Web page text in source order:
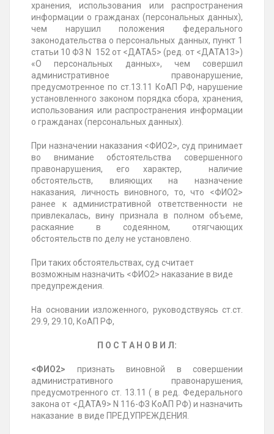
хранения, использования или распространения
информации о гражданах (персональных данных),
чем нарушил положения федерального
законодательства о персональных данных, пункт 1
статьи 10 ФЗ N
152 от <ДАТА5> (ред. от <ДАТА13>)
«О персональных данных», чем совершил
административное правонарушение,
предусмотренное по ст.13.11 КоАП РФ, нарушение
установленного законом порядка сбора, хранения,
использования или распространения информации
о гражданах (персональных данных).
При назначении наказания <ФИО2>, суд принимает
во внимание обстоятельства совершенного
правонарушения, его характер, наличие
обстоятельств, влияющих на назначение
наказания, личность виновного, то, что <ФИО2>
ранее к административной ответственности не
привлекалась, вину признала в полном объеме,
раскаяние в содеянном, отягчающих
обстоятельств по делу не установлено.
При таких обстоятельствах, суд считает
возможным назначить <ФИО2> наказание в виде
предупреждения.
На основании изложенного, руководствуясь ст.ст.
29.9, 29.10, КоАП РФ,
П О С Т А Н О В И Л:
<ФИО2> признать виновной в совершении
административного правонарушения,
предусмотренного ст. 13.11 ( в ред. Федерального
закона от <ДАТА9> N 116-ФЗ КоАП РФ) и назначить
наказание в виде ПРЕДУПРЕЖДЕНИЯ.